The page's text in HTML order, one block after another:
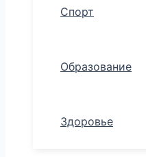
Спорт
Образование
Здоровье